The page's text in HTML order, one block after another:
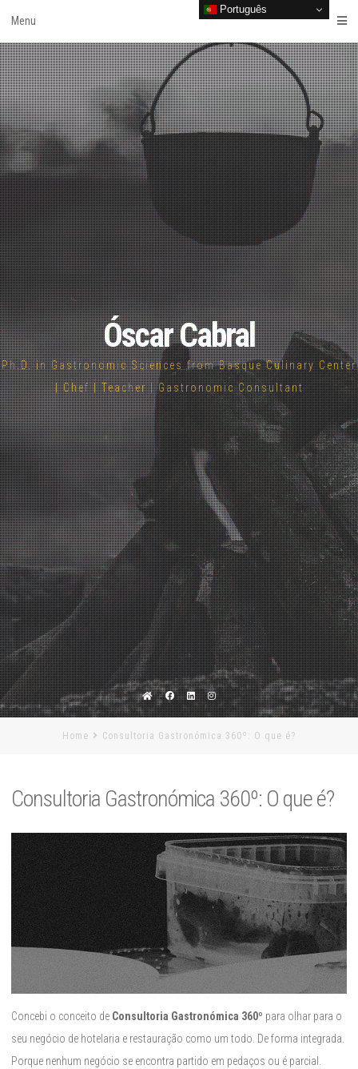
content
HomeFacebookLinkedinInstagram
Óscar Cabral
Ph.D. in Gastronomic Sciences from Basque Culinary Center
| Chef | Teacher | Gastronomic Consultant
Menu
Home Consultoria Gastronómica 360º: O que é?
Consultoria Gastronómica 360º: O que é?
Concebi o conceito de Consultoria Gastronómica 360º para olhar para o
seu negócio de hotelaria e restauração como um todo. De forma integrada.
Porque nenhum negócio se encontra partido em pedaços ou é parcial.
Português